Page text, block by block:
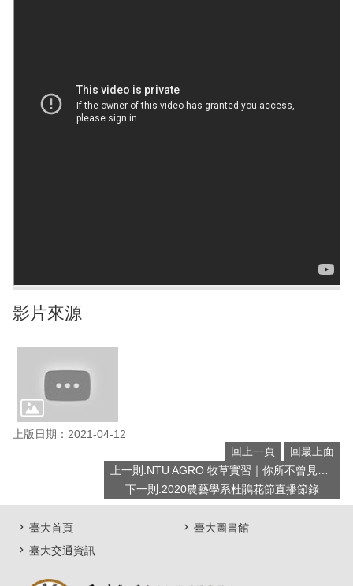
影片來源
上版日期：2021-04-12
回上一頁
回最上面
下一則:2020農藝學系杜鵑花節直播節錄
臺大首頁
臺大圖書館
臺大交通資訊